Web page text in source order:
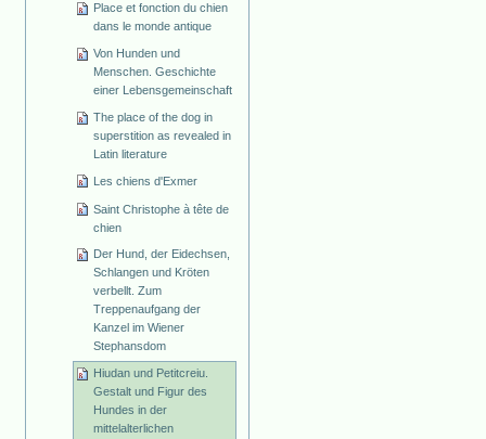
Place et fonction du chien
dans le monde antique
Von Hunden und
Menschen. Geschichte
einer Lebensgemeinschaft
The place of the dog in
superstition as revealed in
Latin literature
Les chiens d'Exmer
Saint Christophe à tête de
chien
Der Hund, der Eidechsen,
Schlangen und Kröten
verbellt. Zum
Treppenaufgang der
Kanzel im Wiener
Stephansdom
Hiudan und Petitcreiu.
Gestalt und Figur des
Hundes in der
mittelalterlichen